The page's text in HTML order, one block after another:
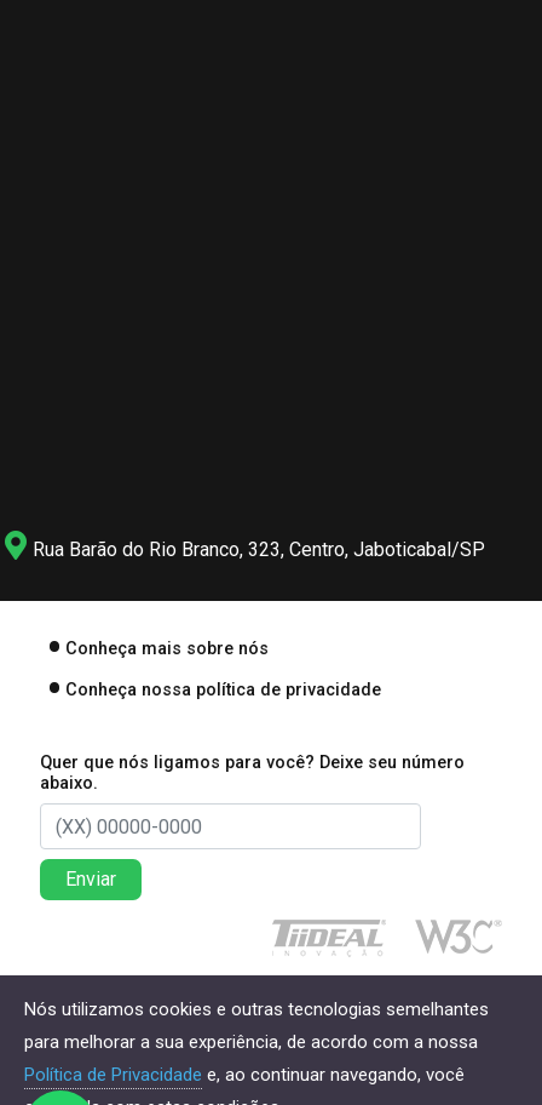
Rua Barão do Rio Branco, 323, Centro, Jaboticabal/SP
Conheça mais sobre nós
Conheça nossa política de privacidade
Quer que nós ligamos para você? Deixe seu número
abaixo.
Enviar
Direitos reservados à Lima Associados Contabilidade
Empresarial - 2026
Nós utilizamos cookies e outras tecnologias semelhantes
para melhorar a sua experiência, de acordo com a nossa
Política de Privacidade e, ao continuar navegando, você